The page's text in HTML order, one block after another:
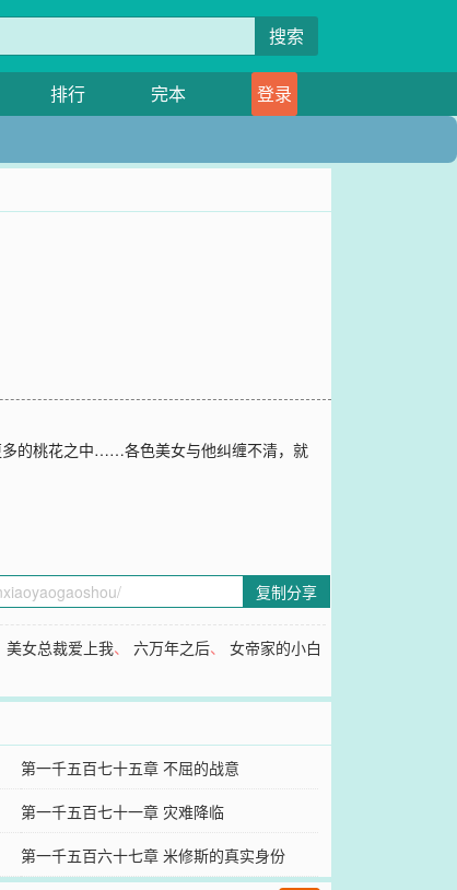
搜索
排行 完本
登录
的桃花之中……各色美女与他纠缠不清，就
复制分享
美女总裁爱上我、六万年之后、女帝家的小白
第一千五百七十五章 不屈的战意
第一千五百七十一章 灾难降临
第一千五百六十七章 米修斯的真实身份